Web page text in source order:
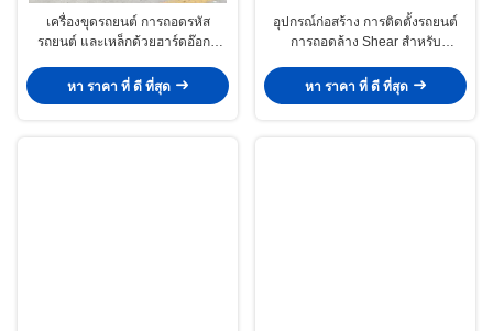
เครื่องขุดรถยนต์ การถอดรหัส
รถยนต์ และเหล็กด้วยฮาร์ดอ๊อกซ์
หา ราคา ที่ ดี ที่สุด
อุปกรณ์ก่อสร้าง การติดตั้งรถยนต์
การถอดล้าง Shear สําหรับ
หา ราคา ที่ ดี ที่สุด